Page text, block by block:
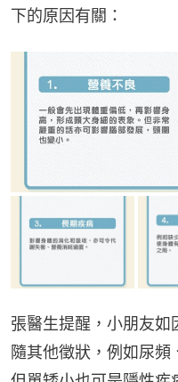
下的原因有關：
張醫生提醒，小朋友
隨其他徵狀，例如尿頻